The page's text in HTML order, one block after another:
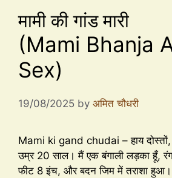
मामी की गांड मारी
(Mami Bhanja
Sex)
19/08/2025 by अमित चौधरी
Mami ki gand chudai – हाय
उम्र 20 साल। मैं एक बंगाली लड़का हूँ,
फीट 8 इंच, और बदन जिम में तराशा